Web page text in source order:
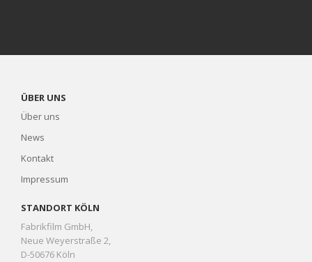
ÜBER UNS
Über uns
News
Kontakt
Impressum
STANDORT KÖLN
Fabrikfilm GmbH,
Neue Weyerstraße 2,
D-50676 Köln